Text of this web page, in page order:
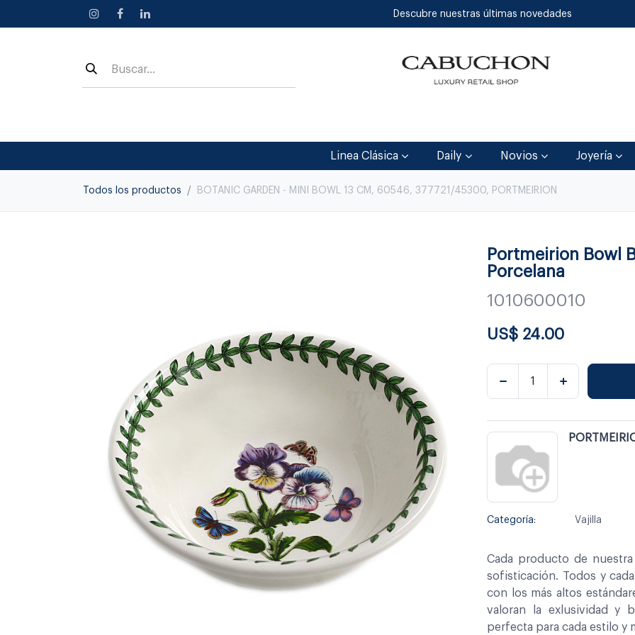
Descubre nuestras últimas novedades
Linea Clásica Daily Novios Joyería
Todos los productos BOTANIC GARDEN - MINI BOWL 13 CM, 60546, 377721/45300, PORTMEIRION
Portmeirion Bowl
Porcelana
1010600010
US$ 24.00
Categoría: Vajilla
Cada producto de
sofisticación. Todos y
con los más altos
valoran la exlusividad y
perfecta para cada estilo y